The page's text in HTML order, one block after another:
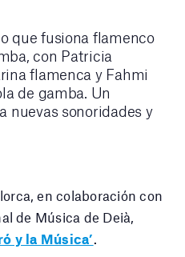
que fusiona flamenco
con Patricia
flamenca y Fahmi
de gamba. Un
nuevas sonoridades y
en colaboración con
de Música de Deià,
y la Música’